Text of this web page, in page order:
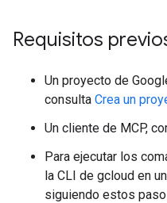
Requisitos
Un proyecto de
consulta Crea un
Un cliente de MCP,
Para ejecutar los
la CLI de gcloud en
siguiendo estos